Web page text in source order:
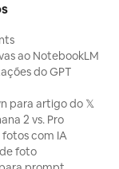
ao NotebookLM
do GPT
para artigo do 𝕏
2 vs. Pro
com IA
foto